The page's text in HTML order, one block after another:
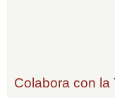
Colabora con la